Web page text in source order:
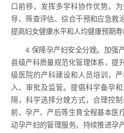
口前移，发挥多学科协作优势。
导、筛查评估、综合干预和应急救
提高妇女健康水平和人均健康预期寿
4.保障孕产妇安全分娩。加强产
县级产科质量规范化管理体系，提
级医院的产科建设和人员培训，
入、审批及监管。提倡科学备孕
隔，科学选择分娩方式，合理控
前、孕产、产后等生育全程基本医
动孕产妇的管理服务。持续推进孕